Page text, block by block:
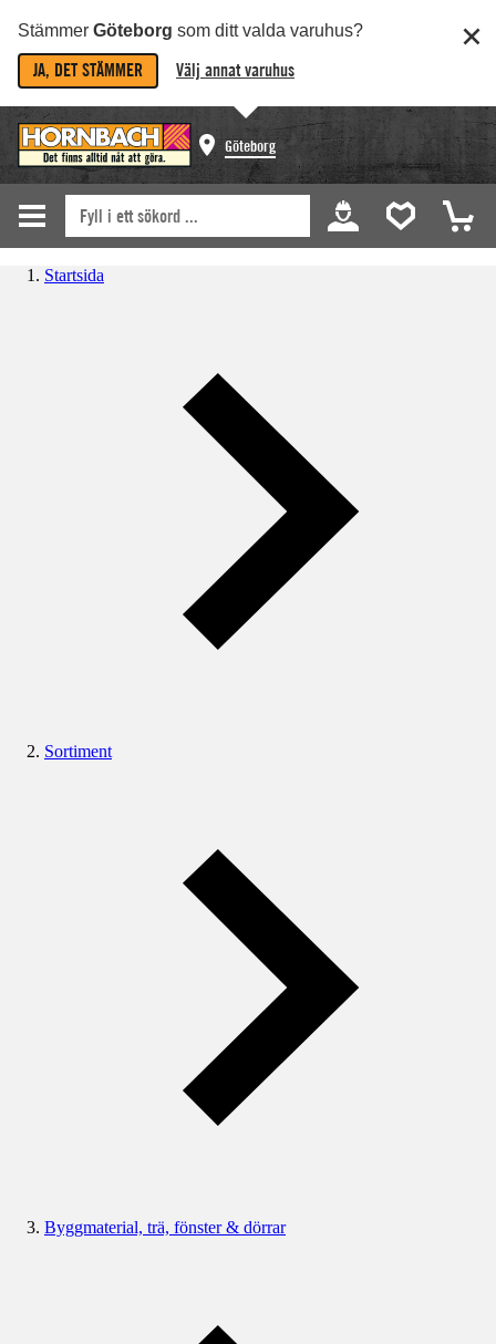
Stämmer Göteborg som ditt valda varuhus?
JA, DET STÄMMER Välj annat varuhus
Göteborg
Startsida
Sortiment
Byggmaterial, trä, fönster & dörrar